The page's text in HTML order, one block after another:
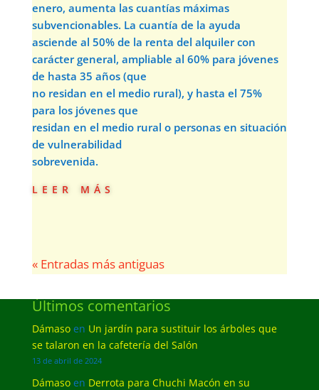
enero, aumenta las cuantías máximas
subvencionables. La cuantía de la ayuda
asciende al 50% de la renta del alquiler con
carácter general, ampliable al 60% para jóvenes
de hasta 35 años (que
no residan en el medio rural), y hasta el 75%
para los jóvenes que
residan en el medio rural o personas en situación
de vulnerabilidad
sobrevenida.
leer más
« Entradas más antiguas
Últimos comentarios
Dámasoen Un jardín para sustituir los árboles que
se talaron en la cafetería del Salón
13 de abril de 2024
Dámasoen Derrota para Chuchi Macón en su